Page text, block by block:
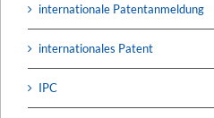
internationale Patentanmeldung
internationales Patent
IPC